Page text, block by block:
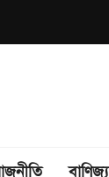
বাণিজ্য